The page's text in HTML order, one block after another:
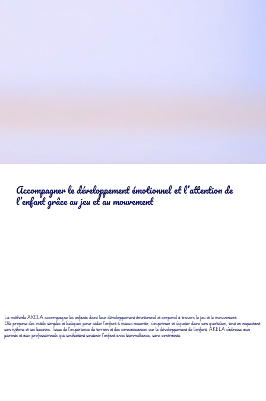
Accompagner le développement émotionnel et l’attention de
l’enfant grâce au jeu et au mouvement
La méthode AKELA accompagne les enfants dans leur développement émotionnel et corporel à travers le jeu et le mouvement.
Elle propose des outils simples et ludiques pour aider l’enfant à mieux ressentir, s’exprimer et s’ajuster dans son quotidien, tout en respectant
son rythme et ses besoins. Issue de l’expérience de terrain et des connaissances sur le développement de l’enfant, AKELA s’adresse aux
parents et aux professionnels qui souhaitent soutenir l’enfant avec bienveillance, sans contrainte.